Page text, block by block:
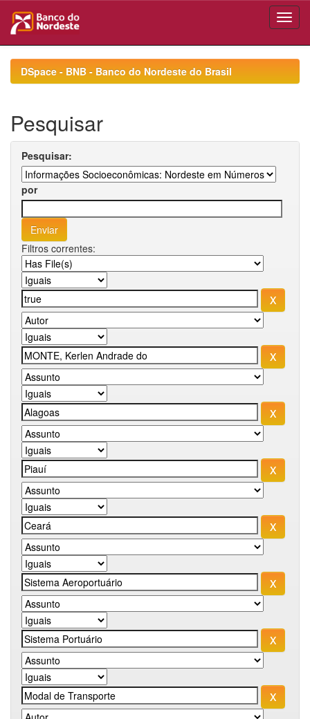
navigationDSpace - BNB - Banco do Nordeste do Brasil
Pesquisar
Pesquisar:
por
Filtros correntes: